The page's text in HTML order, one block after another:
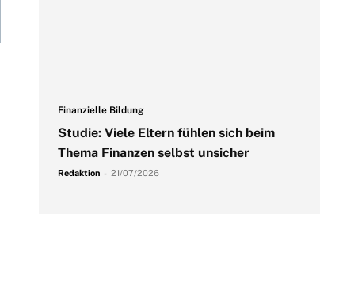
Finanzielle Bildung
Studie: Viele Eltern fühlen sich beim
Thema Finanzen selbst unsicher
Redaktion 21/07/2026